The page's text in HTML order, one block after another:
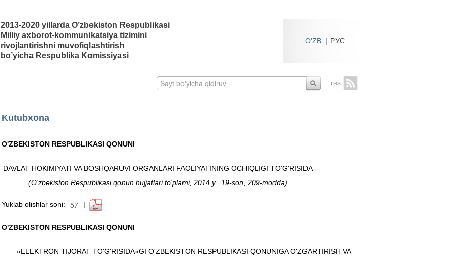
O’ZB | РУС
2013-2020 yillarda O’zbekiston Respublikasi
Milliy axborot-kommunikatsiya tizimini
rivojlantirishni muvofiqlashtirish
bo’yicha Respublika Komissiyasi
rss
Kutubxona
O'ZBEKISTON RESPUBLIKASI QONUNI
DAVLAT HOKIMIYATI VA BOSHQARUVI ORGANLARI FAOLIYATINING OCHIQLIGI TO'G'RISIDA
(O'zbekiston Respublikasi qonun hujjatlari to'plami, 2014 y., 19-son, 209-modda)
Yuklab olishlar soni: |
O'ZBEKISTON RESPUBLIKASI QONUNI
«ELEKTRON TIJORAT TO'G'RISIDA»GI O'ZBEKISTON RESPUBLIKASI QONUNIGA O'ZGARTIRISH VA